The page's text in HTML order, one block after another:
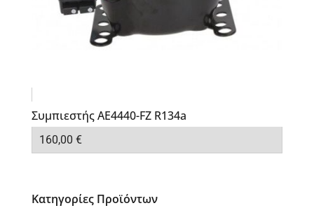
Συμπιεστής AE4440-FZ R134a
160,00 €
Κατηγορίες Προϊόντων